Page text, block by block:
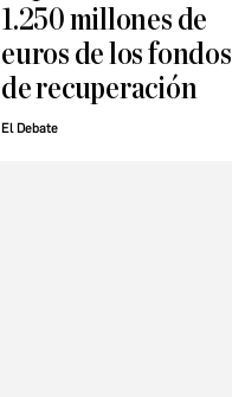
1.250 millones de
euros de los fondos
de recuperación
El Debate